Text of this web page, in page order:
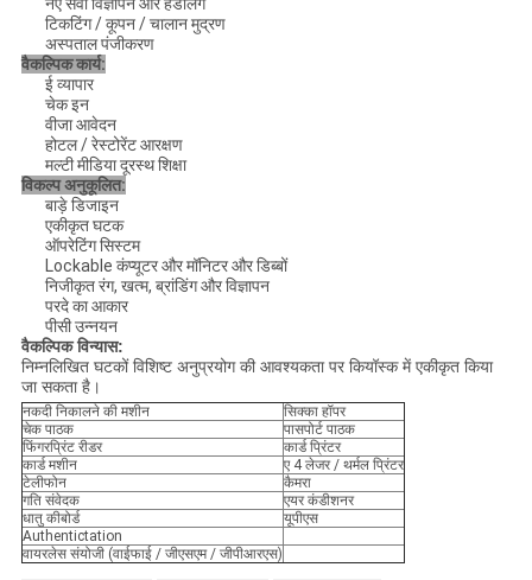
नए सेवा विज्ञापन और हैंडलिंग
टिकटिंग / कूपन / चालान मुद्रण
अस्पताल पंजीकरण
वैकल्पिक कार्य:
ई व्यापार
चेक इन
वीजा आवेदन
होटल / रेस्टोरेंट आरक्षण
मल्टी मीडिया दूरस्थ शिक्षा
विकल्प अनुकूलित:
बाड़े डिजाइन
एकीकृत घटक
ऑपरेटिंग सिस्टम
Lockable कंप्यूटर और मॉनिटर और डिब्बों
निजीकृत रंग, खत्म, ब्रांडिंग और विज्ञापन
परदे का आकार
पीसी उन्नयन
वैकल्पिक विन्यास:
निम्नलिखित घटकों विशिष्ट अनुप्रयोग की आवश्यकता पर कियॉस्क में एकीकृत किया
जा सकता है।
नकदी निकालने की मशीन
सिक्का हॉपर
चेक पाठक
पासपोर्ट पाठक
फिंगरप्रिंट रीडर
कार्ड प्रिंटर
कार्ड मशीन
ए 4 लेजर / थर्मल प्रिंटर
टेलीफोन
कैमरा
गति संवेदक
एयर कंडीशनर
धातु कीबोर्ड
यूपीएस
Authentictation
वायरलेस संयोजी (वाईफाई / जीएसएम / जीपीआरएस)